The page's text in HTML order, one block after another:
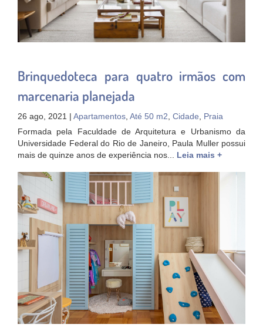
Brinquedoteca para quatro irmãos com
marcenaria planejada
26 ago, 2021 | Apartamentos, Até 50 m2, Cidade, Praia
Formada pela Faculdade de Arquitetura e Urbanismo da
Universidade Federal do Rio de Janeiro, Paula Muller possui
mais de quinze anos de experiência nos... Leia mais +